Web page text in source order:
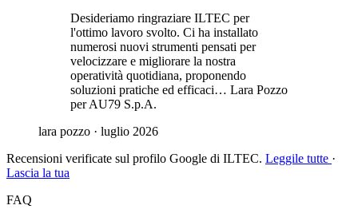
Desideriamo ringraziare ILTEC per
l'ottimo lavoro svolto. Ci ha installato
numerosi nuovi strumenti pensati per
velocizzare e migliorare la nostra
operatività quotidiana, proponendo
soluzioni pratiche ed efficaci… Lara Pozzo
per AU79 S.p.A.
lara pozzo · luglio 2026
Recensioni verificate sul profilo Google di ILTEC. Leggile tutte ·
Lascia la tua
FAQ